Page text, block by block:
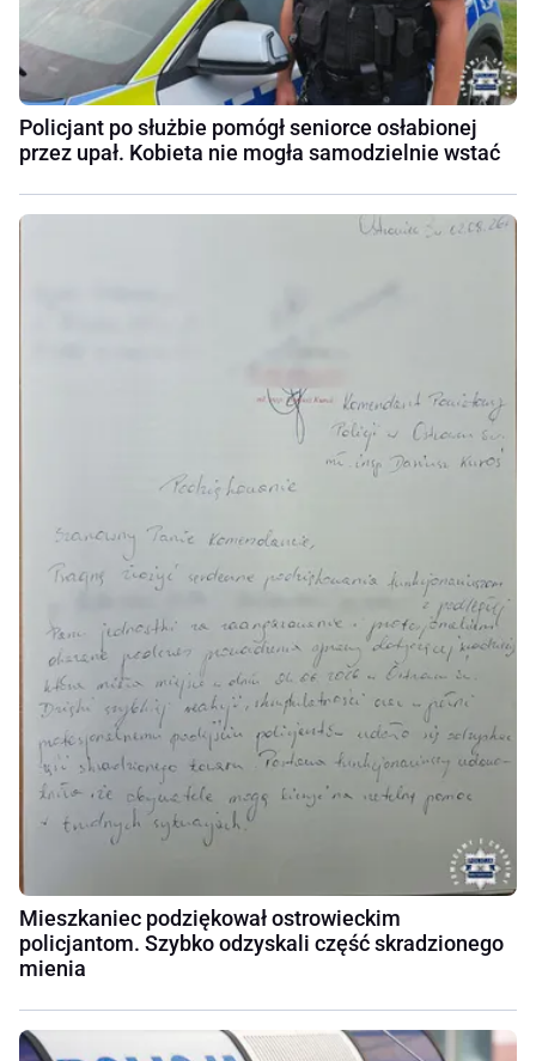
Policjant po służbie pomógł seniorce osłabionej
przez upał. Kobieta nie mogła samodzielnie wstać
Mieszkaniec podziękował ostrowieckim
policjantom. Szybko odzyskali część skradzionego
mienia